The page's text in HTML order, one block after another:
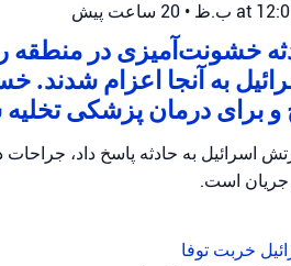
• 20 ساعت پیش
خشونت‌آمیزی در منطقه
به آنجا اعزام
برای درمان پزشکی تخلیه
اسرائیل به حادثه پاسخ داد،
جریان است.
خربت توفا